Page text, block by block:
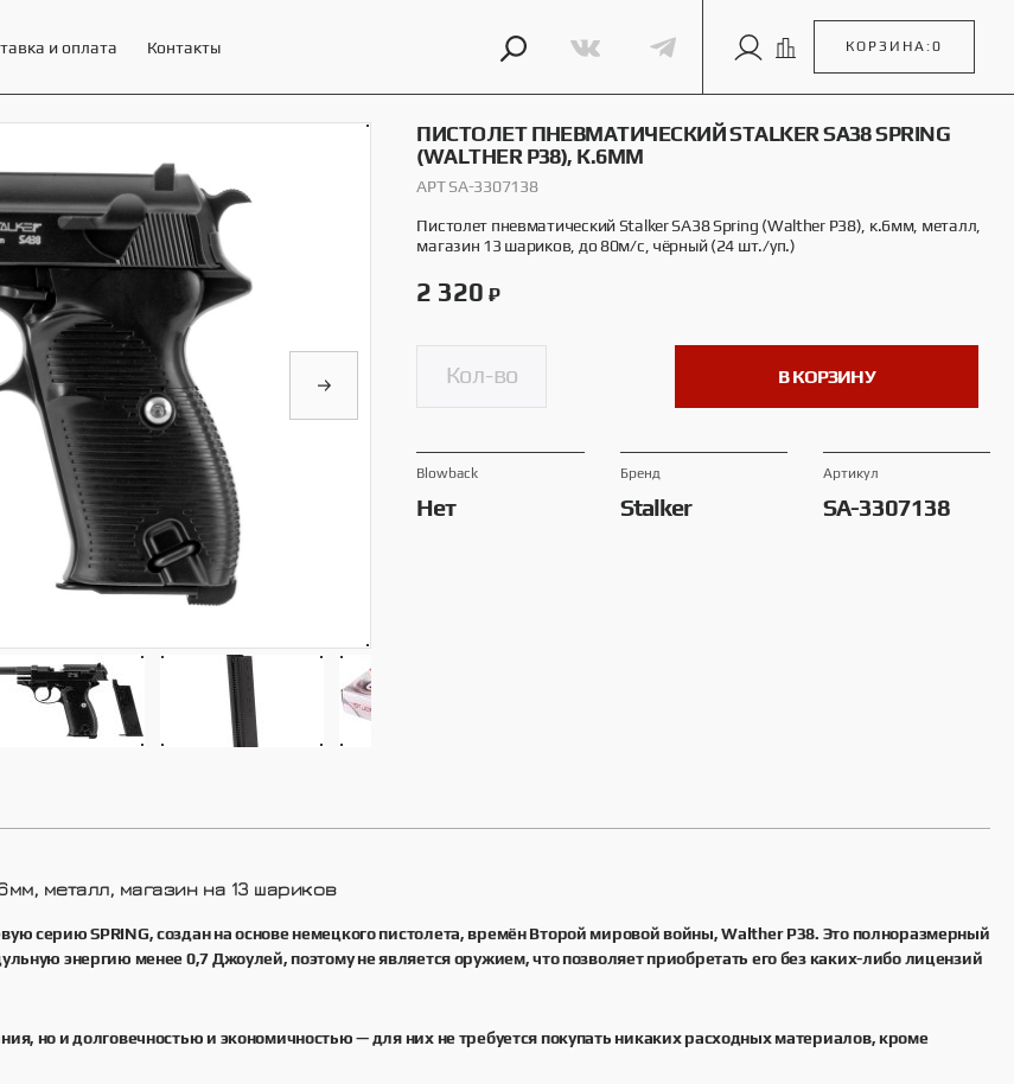
и оплата Контакты КОРЗИНА:0
МИНИТИРЫ STALKER
ПИСТОЛЕТ ПНЕВМАТИЧЕСКИЙ STALKER SA38 SPRING
(WALTHER P38), К.6ММ
АРТ SA-3307138
Пистолет пневматический Stalker SA38 Spring (Walther P38), к.6мм, металл,
магазин 13 шариков, до 80м/с, чёрный (24 шт./уп.)
2 320 ₽
В КОРЗИНУ
Blowback
Нет
Брeнд
Stalker
Артикул
SA-3307138
металл, магазин на 13 шариков
серию SPRING, создан на основе немецкого пистолета, времён Второй мировой войны, Walther P38. Это полноразмерный
энергию менее 0,7 Джоулей, поэтому не является оружием, что позволяет приобретать его без каких-либо лицензий
но и долговечностью и экономичностью — для них не требуется покупать никаких расходных материалов, кроме